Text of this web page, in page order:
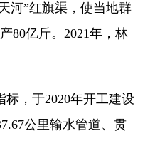
河”红旗渠，使当地群
80亿斤。2021年，林
，于2020年开工建设
公里输水管道、贯